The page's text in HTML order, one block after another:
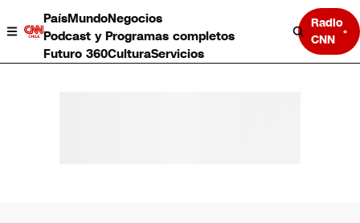
PaísMundoNegocios
Podcast y Programas completos
Futuro 360CulturaServicios
Radio
CNN